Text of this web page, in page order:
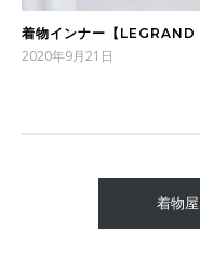
着物インナー【LEGRAND
2020年9月21日
着物